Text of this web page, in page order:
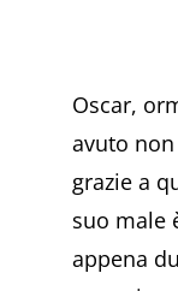
Oscar,
avuto
grazie a
suo male
appena